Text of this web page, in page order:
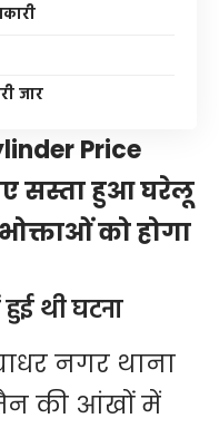
जार
Price
सस्ता हुआ घरेलू
को होगा
हुई थी घटना
नगर थाना
की आंखों में